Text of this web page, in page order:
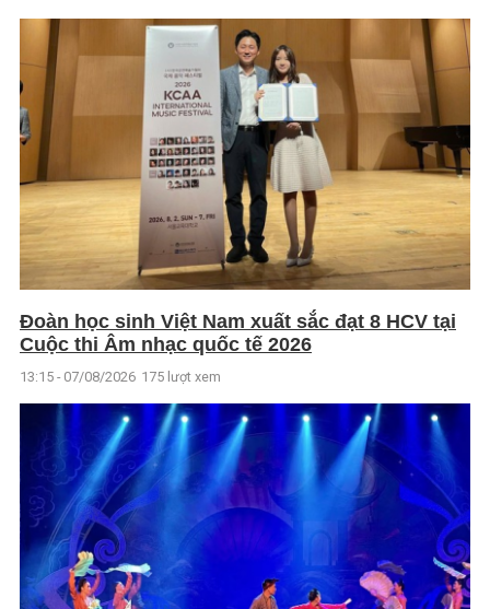
Đoàn học sinh Việt Nam xuất sắc đạt 8 HCV tại
Cuộc thi Âm nhạc quốc tế 2026
13:15 - 07/08/2026 175 lượt xem